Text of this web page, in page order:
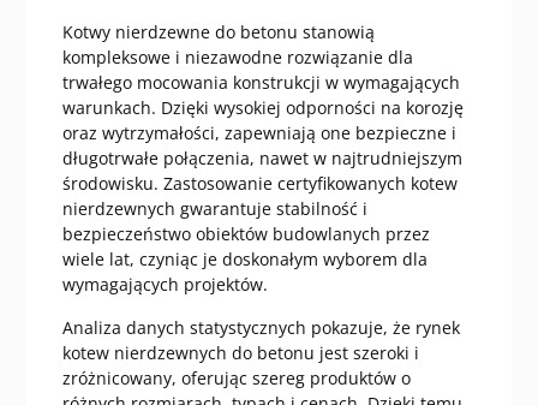
Kotwy nierdzewne do betonu stanowią
kompleksowe i niezawodne rozwiązanie dla
trwałego mocowania konstrukcji w wymagających
warunkach. Dzięki wysokiej odporności na korozję
oraz wytrzymałości, zapewniają one bezpieczne i
długotrwałe połączenia, nawet w najtrudniejszym
środowisku. Zastosowanie certyfikowanych kotew
nierdzewnych gwarantuje stabilność i
bezpieczeństwo obiektów budowlanych przez
wiele lat, czyniąc je doskonałym wyborem dla
wymagających projektów.
Analiza danych statystycznych pokazuje, że rynek
kotew nierdzewnych do betonu jest szeroki i
zróżnicowany, oferując szereg produktów o